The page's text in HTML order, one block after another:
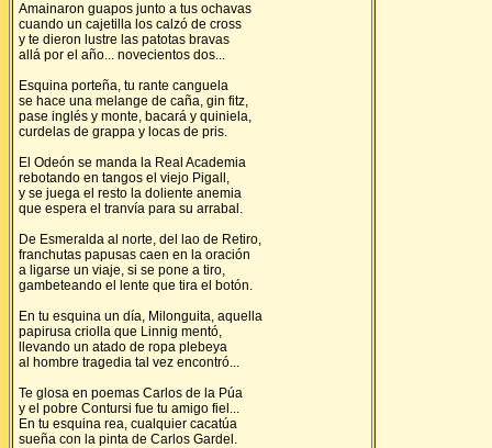
Amainaron guapos junto a tus ochavas
cuando un cajetilla los calzó de cross
y te dieron lustre las patotas bravas
allá por el año... novecientos dos...
Esquina porteña, tu rante canguela
se hace una melange de caña, gin fitz,
pase inglés y monte, bacará y quiniela,
curdelas de grappa y locas de pris.
El Odeón se manda la Real Academia
rebotando en tangos el viejo Pigall,
y se juega el resto la doliente anemia
que espera el tranvía para su arrabal.
De Esmeralda al norte, del lao de Retiro,
franchutas papusas caen en la oración
a ligarse un viaje, si se pone a tiro,
gambeteando el lente que tira el botón.
En tu esquina un día, Milonguita, aquella
papirusa criolla que Linnig mentó,
llevando un atado de ropa plebeya
al hombre tragedia tal vez encontró...
Te glosa en poemas Carlos de la Púa
y el pobre Contursi fue tu amigo fiel...
En tu esquina rea, cualquier cacatúa
sueña con la pinta de Carlos Gardel.